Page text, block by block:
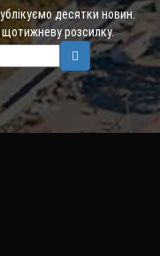
десятки новин.
розсилку.